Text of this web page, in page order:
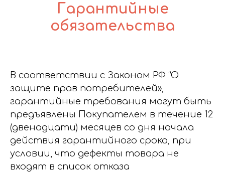
Гарантийные
обязательства
В соответствии с Законом РФ “О
защите прав потребителей»,
гарантийные требования могут быть
предъявлены Покупателем в течение 12
(двенадцати) месяцев со дня начала
действия гарантийного срока, при
условии, что дефекты товара не
входят в список отказа